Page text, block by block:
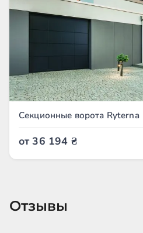
Секционные ворота Ryterna
от 36 194 ₴
Отзывы